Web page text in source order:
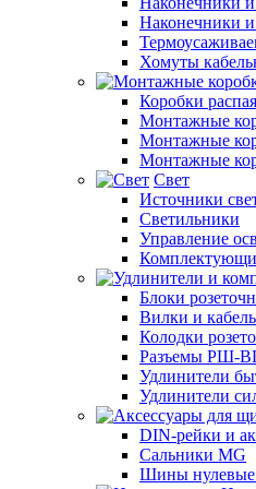
Наконечники и
Хомуты
Коробки
Монтажные
Монтажные
Монтажные
Свет
Источники
Светильники
Управление
Блоки
Вилки и
Колодки
Разъемы РШ-
Удлинители
Удлинители
DIN-рейки и
Сальники MG
Шины